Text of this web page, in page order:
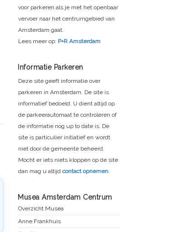
voor parkeren als je met het openbaar
vervoer naar het centrumgebied van
Amsterdam gaat.
Lees meer op: P+R Amsterdam
Informatie Parkeren
Deze site geeft informatie over
parkeren in Amsterdam. De site is
informatief bedoeld. U dient altijd op
de parkeerautomaat te controleren of
de informatie nog up to date is. De
site is particulier initiatief en wordt
niet door de gemeente beheerd.
Mocht er iets niets kloppen op de site
dan mag u altijd contact opnemen.
Musea Amsterdam Centrum
Overzicht Musea
Anne Frankhuis